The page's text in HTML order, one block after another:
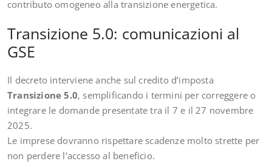
contributo omogeneo alla transizione energetica.
Transizione 5.0: comunicazioni al
GSE
Il decreto interviene anche sul credito d’imposta
Transizione 5.0, semplificando i termini per correggere o
integrare le domande presentate tra il 7 e il 27 novembre
2025.
Le imprese dovranno rispettare scadenze molto strette per
non perdere l’accesso al beneficio.